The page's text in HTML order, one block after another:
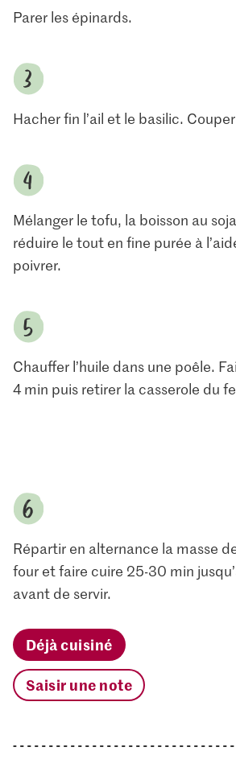
4.80
Parer les épinards.
Hacher fin l’ail et le basilic.
Mélanger le tofu, la boisson au
réduire le tout en fine purée à
poivrer.
Chauffer l’huile dans une poêle.
4 min puis retirer la casserole du
Répartir en alternance la masse
four et faire cuire 25-30 min
avant de servir.
Déjà cuisiné
Saisir une note